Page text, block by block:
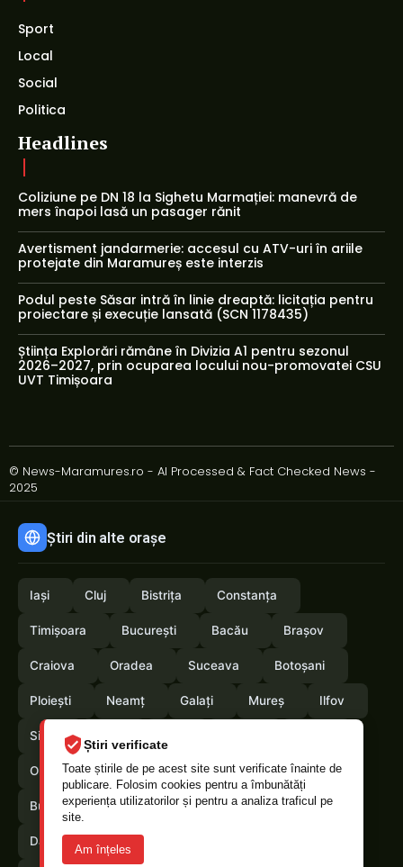
Știri verificate
Toate știrile de pe acest site sunt verificate înainte de
publicare. Folosim cookies pentru a îmbunătăți
experiența utilizatorilor și pentru a analiza traficul pe
site.
Am înțeles
Sport
Local
Social
Politica
Headlines
Coliziune pe DN 18 la Sighetu Marmației: manevră de
mers înapoi lasă un pasager rănit
Avertisment jandarmerie: accesul cu ATV-uri în ariile
protejate din Maramureș este interzis
Podul peste Săsar intră în linie dreaptă: licitația pentru
proiectare și execuție lansată (SCN 1178435)
Știința Explorări rămâne în Divizia A1 pentru sezonul
2026–2027, prin ocuparea locului nou-promovatei CSU
UVT Timișoara
© News-Maramures.ro - AI Processed & Fact Checked News -
2025
Știri din alte orașe
Iași Cluj Bistrița Constanța
Timișoara București Bacău Brașov
Craiova Oradea Suceava Botoșani
Ploiești Neamț Galați Mureș Ilfov
Sibiu
Olt Arges Vrancea Satumare
Buzau Braila Calarasi Caras-Severin
Dambovita Giurgiu